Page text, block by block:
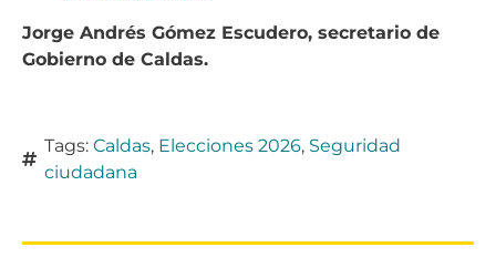
Jorge Andrés Gómez Escudero, secretario de
Gobierno de Caldas.
Tags: Caldas, Elecciones 2026, Seguridad
ciudadana